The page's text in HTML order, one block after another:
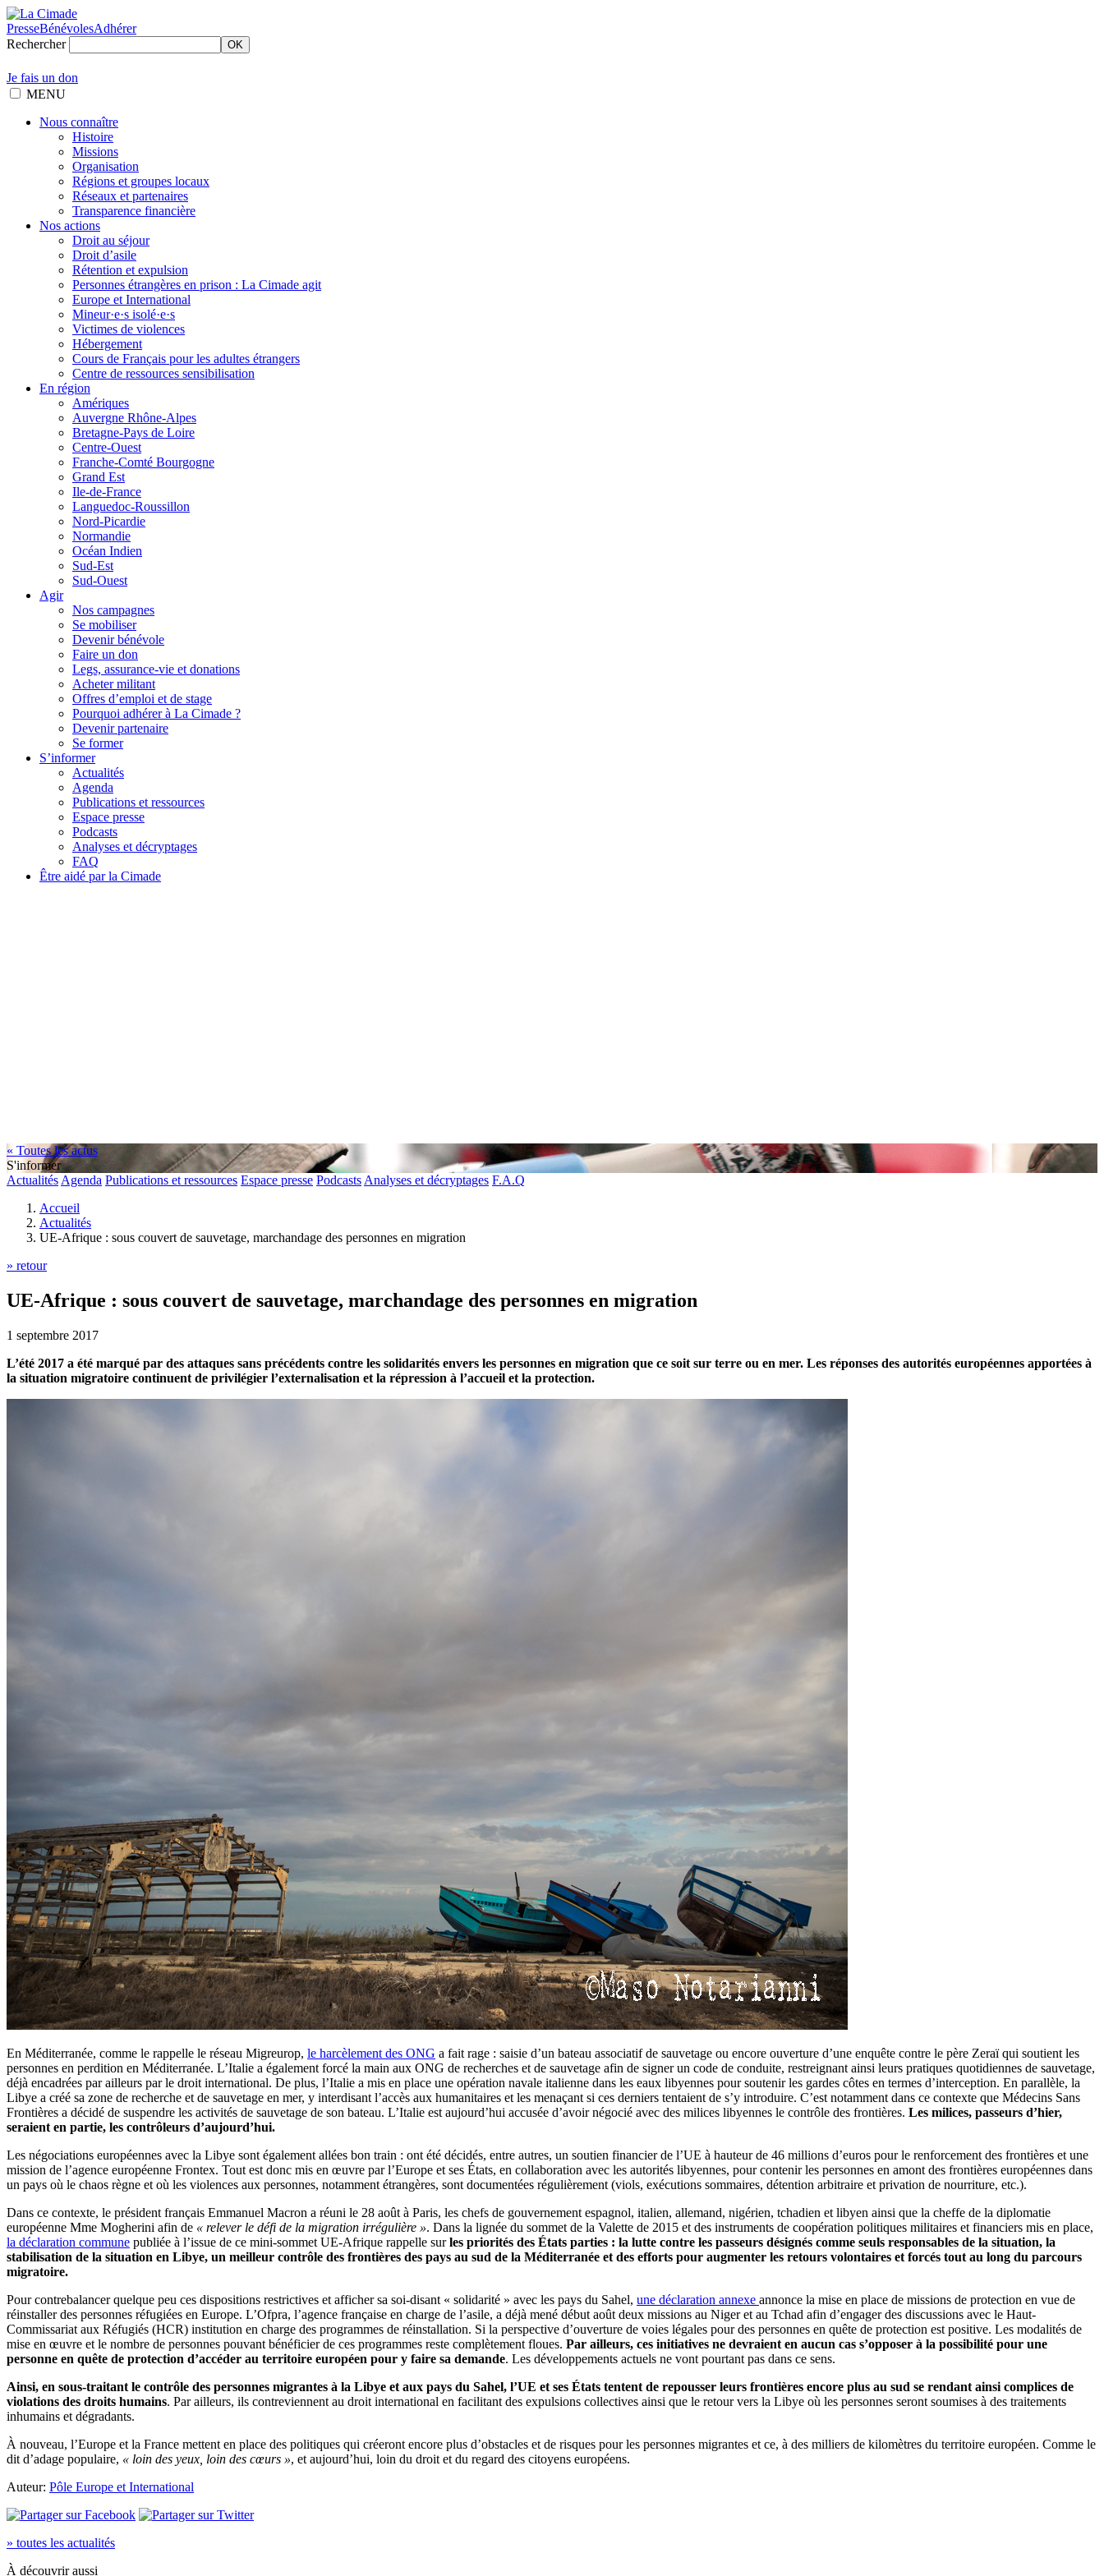
PresseBénévolesAdhérer
Rechercher
OK
Je fais un don
MENU
Nous connaître
Histoire
Missions
Organisation
Régions et groupes locaux
Réseaux et partenaires
Transparence financière
Nos actions
Droit au séjour
Droit d’asile
Rétention et expulsion
Personnes étrangères en prison : La Cimade agit
Europe et International
Mineur·e·s isolé·e·s
Victimes de violences
Hébergement
Cours de Français pour les adultes étrangers
Centre de ressources sensibilisation
En région
Amériques
Auvergne Rhône-Alpes
Bretagne-Pays de Loire
Centre-Ouest
Franche-Comté Bourgogne
Grand Est
Ile-de-France
Languedoc-Roussillon
Nord-Picardie
Normandie
Océan Indien
Sud-Est
Sud-Ouest
Agir
Nos campagnes
Se mobiliser
Devenir bénévole
Faire un don
Legs, assurance-vie et donations
Acheter militant
Offres d’emploi et de stage
Pourquoi adhérer à La Cimade ?
Devenir partenaire
Se former
S’informer
Actualités
Agenda
Publications et ressources
Espace presse
Podcasts
Analyses et décryptages
FAQ
Être aidé par la Cimade
« Toutes les actus
S'informer
Actualités Agenda Publications et ressources Espace presse Podcasts Analyses et décryptages F.A.Q
Accueil
Actualités
UE-Afrique : sous couvert de sauvetage, marchandage des personnes en migration
» retour
UE-Afrique : sous couvert de sauvetage, marchandage des personnes en migration
1 septembre 2017
L’été 2017 a été marqué par des attaques sans précédents contre les solidarités envers les personnes en migration que ce soit sur terre ou en mer. Les réponses des autorités européennes apportées à
la situation migratoire continuent de privilégier l’externalisation et la répression à l’accueil et la protection.
En Méditerranée, comme le rappelle le réseau Migreurop, le harcèlement des ONG a fait rage : saisie d’un bateau associatif de sauvetage ou encore ouverture d’une enquête contre le père Zeraï qui soutient les
personnes en perdition en Méditerranée. L’Italie a également forcé la main aux ONG de recherches et de sauvetage afin de signer un code de conduite, restreignant ainsi leurs pratiques quotidiennes de sauvetage,
déjà encadrées par ailleurs par le droit international. De plus, l’Italie a mis en place une opération navale italienne dans les eaux libyennes pour soutenir les gardes côtes en termes d’interception. En parallèle, la
Libye a créé sa zone de recherche et de sauvetage en mer, y interdisant l’accès aux humanitaires et les menaçant si ces derniers tentaient de s’y introduire. C’est notamment dans ce contexte que Médecins Sans
Frontières a décidé de suspendre les activités de sauvetage de son bateau. L’Italie est aujourd’hui accusée d’avoir négocié avec des milices libyennes le contrôle des frontières. Les milices, passeurs d’hier,
seraient en partie, les contrôleurs d’aujourd’hui.
Les négociations européennes avec la Libye sont également allées bon train : ont été décidés, entre autres, un soutien financier de l’UE à hauteur de 46 millions d’euros pour le renforcement des frontières et une
mission de l’agence européenne Frontex. Tout est donc mis en œuvre par l’Europe et ses États, en collaboration avec les autorités libyennes, pour contenir les personnes en amont des frontières européennes dans
un pays où le chaos règne et où les violences aux personnes, notamment étrangères, sont documentées régulièrement (viols, exécutions sommaires, détention arbitraire et privation de nourriture, etc.).
Dans ce contexte, le président français Emmanuel Macron a réuni le 28 août à Paris, les chefs de gouvernement espagnol, italien, allemand, nigérien, tchadien et libyen ainsi que la cheffe de la diplomatie
européenne Mme Mogherini afin de « relever le défi de la migration irrégulière ». Dans la lignée du sommet de la Valette de 2015 et des instruments de coopération politiques militaires et financiers mis en place,
la déclaration commune publiée à l’issue de ce mini-sommet UE-Afrique rappelle surles priorités des États parties : la lutte contre les passeurs désignés comme seuls responsables de la situation, la
stabilisation de la situation en Libye, un meilleur contrôle des frontières des pays au sud de la Méditerranée et des efforts pour augmenter les retours volontaires et forcés tout au long du parcours
migratoire.
Pour contrebalancer quelque peu ces dispositions restrictives et afficher sa soi-disant « solidarité » avec les pays du Sahel, une déclaration annexe annonce la mise en place de missions de protection en vue de
réinstaller des personnes réfugiées en Europe. L’Ofpra, l’agence française en charge de l’asile, a déjà mené début août deux missions au Niger et au Tchad afin d’engager des discussions avec le Haut-
Commissariat aux Réfugiés (HCR) institution en charge des programmes de réinstallation. Si la perspective d’ouverture de voies légales pour des personnes en quête de protection est positive. Les modalités de
mise en œuvre et le nombre de personnes pouvant bénéficier de ces programmes reste complètement floues. Par ailleurs, ces initiatives ne devraient en aucun cas s’opposer à la possibilité pour une
personne en quête de protection d’accéder au territoire européen pour y faire sa demande. Les développements actuels ne vont pourtant pas dans ce sens.
Ainsi, en sous-traitant le contrôle des personnes migrantes à la Libye et aux pays du Sahel, l’UE et ses États tentent de repousser leurs frontières encore plus au sud se rendant ainsi complices de
violations des droits humains. Par ailleurs, ils contreviennent au droit international en facilitant des expulsions collectives ainsi que le retour vers la Libye où les personnes seront soumises à des traitements
inhumains et dégradants.
À nouveau, l’Europe et la France mettent en place des politiques qui créeront encore plus d’obstacles et de risques pour les personnes migrantes et ce, à des milliers de kilomètres du territoire européen. Comme le
dit d’adage populaire, « loin des yeux, loin des cœurs », et aujourd’hui, loin du droit et du regard des citoyens européens.
Auteur: Pôle Europe et International
» toutes les actualités
À découvrir aussi